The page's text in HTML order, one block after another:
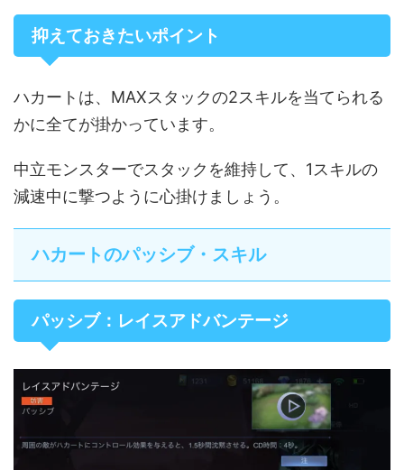
抑えておきたいポイント
ハカートは、MAXスタックの2スキルを当てられる
かに全てが掛かっています。
中立モンスターでスタックを維持して、1スキルの
減速中に撃つように心掛けましょう。
ハカートのパッシブ・スキル
パッシブ：レイスアドバンテージ